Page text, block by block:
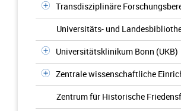
Transdisziplinäre
Universitäts- und
Universitätsklinikum Bonn (UKB)
Zentrale wissenschaftliche
Zentrum für Historische